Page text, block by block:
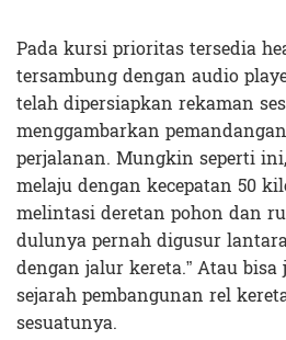
Pada kursi prioritas tersedia
tersambung dengan audio
telah dipersiapkan rekaman
menggambarkan
perjalanan. Mungkin seperti
melaju dengan kecepatan 50
melintasi deretan pohon dan
dulunya pernah digusur
dengan jalur kereta.” Atau
sejarah pembangunan rel
sesuatunya.